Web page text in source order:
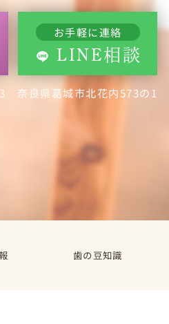
お手軽に連絡
LINE相談
奈良県葛城市北花内573の1
歯の豆知識